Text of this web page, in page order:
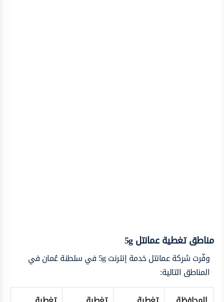
مناطق تغطية عمانتل 5g
وفّرت شركة عمانتل خدمة إنترنت 5g في سلطنة عُمان في
المناطق التالية: